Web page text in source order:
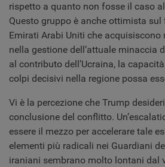
rispetto a quanto non fosse il caso
Questo gruppo è anche ottimista sul
Emirati Arabi Uniti che acquisiscono
nella gestione dell’attuale minaccia
al contributo dell’Ucraina, la
colpi decisivi nella regione possa
Vi è la percezione che Trump
conclusione del conflitto.
essere il mezzo per accelerare tale
elementi più radicali nei Guardiani
iraniani sembrano molto lontani dal